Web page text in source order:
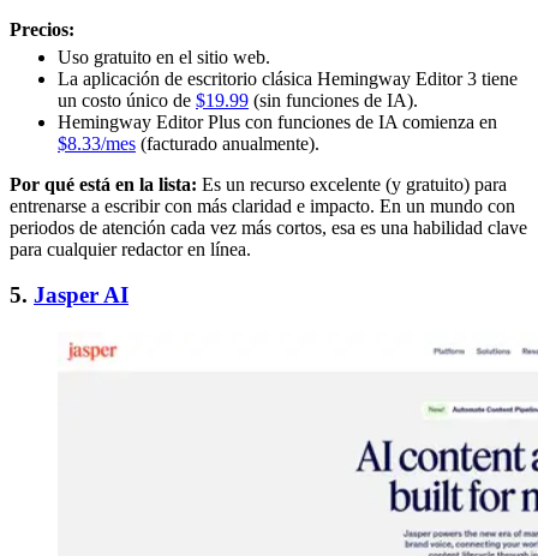
Precios:
Uso gratuito en el sitio web.
La aplicación de escritorio clásica Hemingway Editor 3 tiene
un costo único de $19.99 (sin funciones de IA).
Hemingway Editor Plus con funciones de IA comienza en
$8.33/mes (facturado anualmente).
Por qué está en la lista: Es un recurso excelente (y gratuito) para
entrenarse a escribir con más claridad e impacto. En un mundo con
periodos de atención cada vez más cortos, esa es una habilidad clave
para cualquier redactor en línea.
5. Jasper AI